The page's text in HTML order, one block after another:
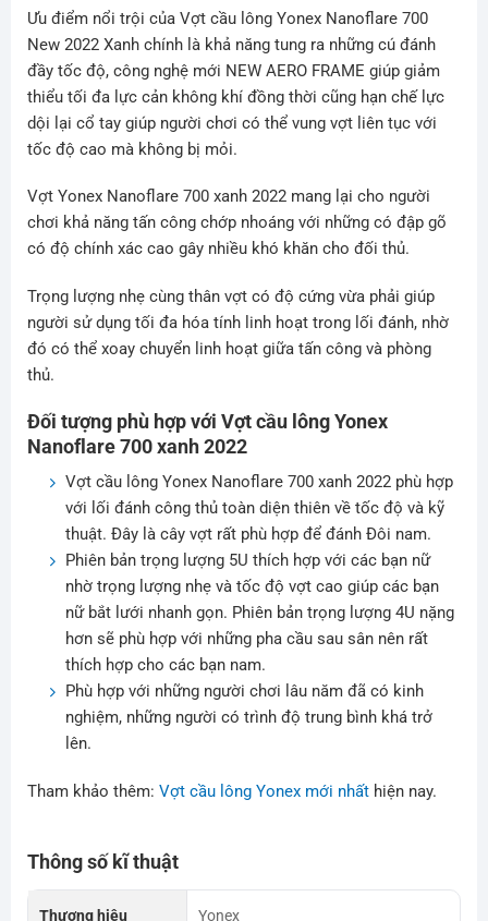
Ưu điểm nổi trội của Vợt cầu lông Yonex Nanoflare 700
New 2022 Xanh chính là khả năng tung ra những cú đánh
đầy tốc độ, công nghệ mới NEW AERO FRAME giúp giảm
thiểu tối đa lực cản không khí đồng thời cũng hạn chế lực
dội lại cổ tay giúp người chơi có thể vung vợt liên tục với
tốc độ cao mà không bị mỏi.
Vợt Yonex Nanoflare 700 xanh 2022 mang lại cho người
chơi khả năng tấn công chớp nhoáng với những có đập gõ
có độ chính xác cao gây nhiều khó khăn cho đối thủ.
Trọng lượng nhẹ cùng thân vợt có độ cứng vừa phải giúp
người sử dụng tối đa hóa tính linh hoạt trong lối đánh, nhờ
đó có thể xoay chuyển linh hoạt giữa tấn công và phòng
thủ.
Đối tượng phù hợp với Vợt cầu lông Yonex
Nanoflare 700 xanh 2022
Vợt cầu lông Yonex Nanoflare 700 xanh 2022 phù hợp
với lối đánh công thủ toàn diện thiên về tốc độ và kỹ
thuật. Đây là cây vợt rất phù hợp để đánh Đôi nam.
Phiên bản trọng lượng 5U thích hợp với các bạn nữ
nhờ trọng lượng nhẹ và tốc độ vợt cao giúp các bạn
nữ bắt lưới nhanh gọn. Phiên bản trọng lượng 4U nặng
hơn sẽ phù hợp với những pha cầu sau sân nên rất
thích hợp cho các bạn nam.
Phù hợp với những người chơi lâu năm đã có kinh
nghiệm, những người có trình độ trung bình khá trở
lên.
Tham khảo thêm: Vợt cầu lông Yonex mới nhấthiện nay.
Thông số kĩ thuật
Thương hiệu Yonex